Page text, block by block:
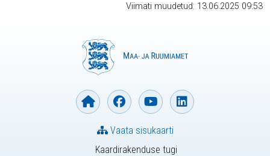
Viimati muudetud: 13.06.2025 09:53
Kaardirakenduse tugi
Vaata sisukaarti